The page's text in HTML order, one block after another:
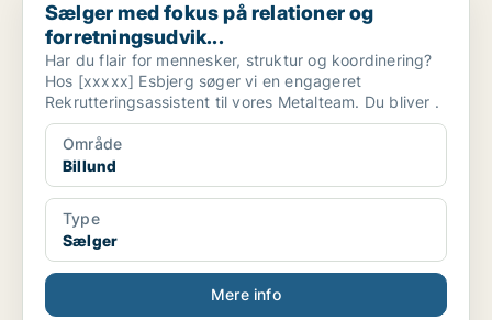
Sælger med fokus på relationer og
forretningsudvik...
Har du flair for mennesker, struktur og koordinering?
Hos [xxxxx] Esbjerg søger vi en engageret
Rekrutteringsassistent til vores Metalteam. Du bliver .
Område
Billund
Type
Sælger
Mere info